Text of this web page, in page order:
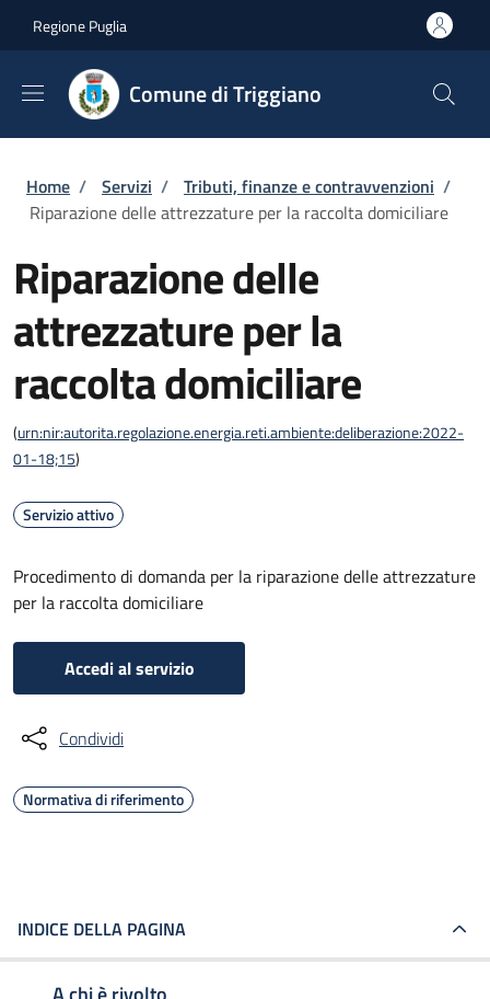
Regione Puglia
Comune di Triggiano
Briciole di pane
Home / Servizi / Tributi, finanze e contravvenzioni /
Riparazione delle attrezzature per la raccolta domiciliare
Riparazione delle
attrezzature per la
raccolta domiciliare
(urn:nir:autorita.regolazione.energia.reti.ambiente:deliberazione:2022-
01-18;15)
Servizio attivo
Procedimento di domanda per la riparazione delle attrezzature
per la raccolta domiciliare
Accedi al servizio
Condividi
Normativa di riferimento
INDICE DELLA PAGINA